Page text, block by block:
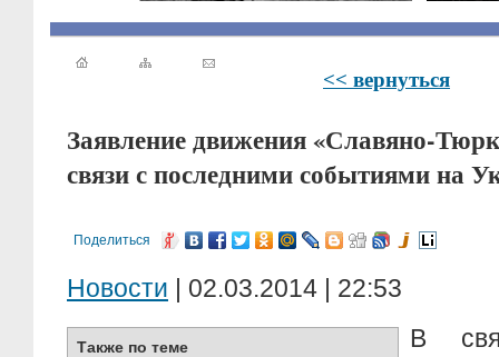
<< вернуться
Заявление движения «Славяно-
связи с последними событиями на
Поделиться
Новости | 02.03.2014 | 22:53
Также по теме
В